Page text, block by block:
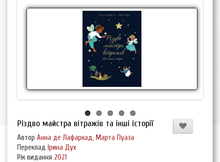
Різдво майстра вітражів та інші історії
Автор Анна де Лафаркад, Марта Пуаза
Переклад Ірина Дух
Рік видання 2021